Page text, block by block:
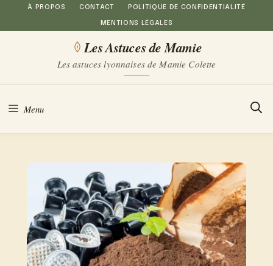
Aller
au
À PROPOS CONTACT POLITIQUE DE CONFIDENTIALITÉ
MENTIONS LÉGALES
Les Astuces de Mamie
Les astuces lyonnaises de Mamie Colette
Menu